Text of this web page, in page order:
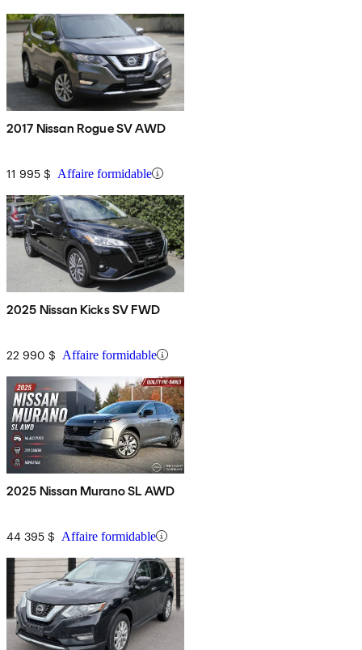
2017 Nissan Rogue SV AWD
11 995 $ Affaire formidable
2025 Nissan Kicks SV FWD
22 990 $ Affaire formidable
2025 Nissan Murano SL AWD
44 395 $ Affaire formidable